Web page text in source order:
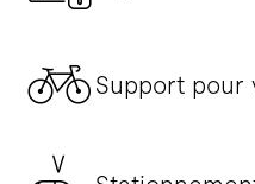
Support pour